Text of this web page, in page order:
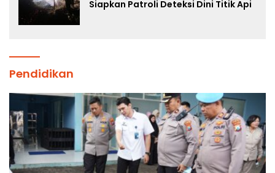
Siapkan Patroli Deteksi Dini Titik Api
Pendidikan